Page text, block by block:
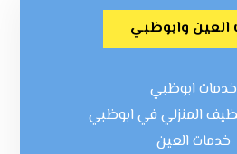
العين وابوظبي
خدمات ابوظبي
المنزلي في ابوظبي
خدمات العين